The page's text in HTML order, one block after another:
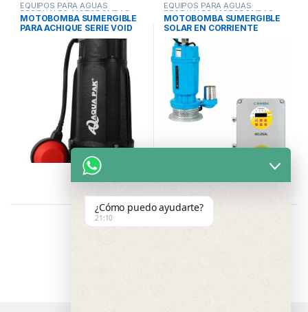
EQUIPOS PARA AGUAS
RESIDUALES,MOTOBOMBAS
SUMERGIBLES PARA ACHIQUE,
SISTEMAS DE BOMBEO
MOTOBOMBA SUMERGIBLE
PARA ACHIQUE SERIE VOID
EQUIPOS PARA AGUAS
RESIDUALES,MOTOBOMBAS
SUMERGIBLES PARA ACHIQUE,
SISTEMAS DE BOMBEO
MOTOBOMBA SUMERGIBLE
SOLAR EN CORRIENTE
CONTINUA SERIE KOLOSAL
25RP
Showing all 8 results
¿Cómo puedo ayudarte?
21:10